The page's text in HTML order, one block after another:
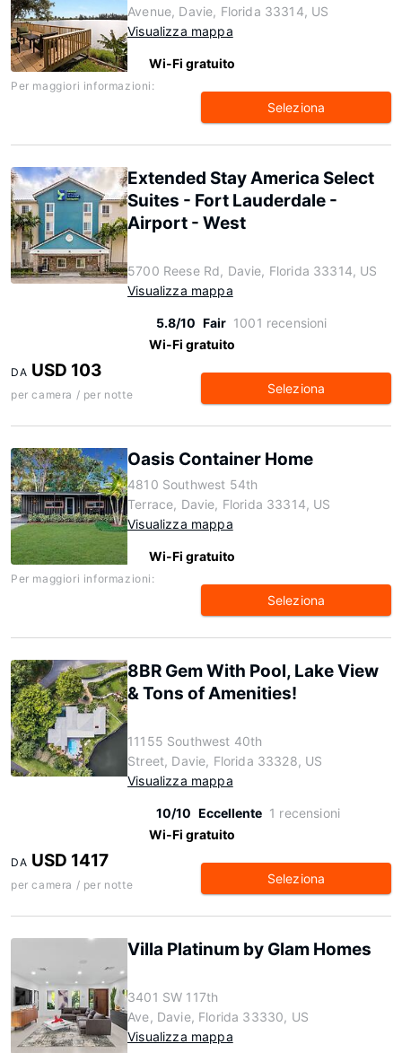
Avenue, Davie, Florida 33314, US
Visualizza mappa
Wi-Fi gratuito
Per maggiori informazioni:
Seleziona
Extended Stay America Select
Suites - Fort Lauderdale -
Airport - West
5700 Reese Rd, Davie, Florida 33314, US
Visualizza mappa
5.8/10 Fair 1001 recensioni
Wi-Fi gratuito
DA USD 103
per camera / per notte Seleziona
Oasis Container Home
4810 Southwest 54th
Terrace, Davie, Florida 33314, US
Visualizza mappa
Wi-Fi gratuito
Per maggiori informazioni:
Seleziona
8BR Gem With Pool, Lake View
& Tons of Amenities!
11155 Southwest 40th
Street, Davie, Florida 33328, US
Visualizza mappa
10/10 Eccellente 1 recensioni
Wi-Fi gratuito
DA USD 1417
per camera / per notte Seleziona
Villa Platinum by Glam Homes
3401 SW 117th
Ave, Davie, Florida 33330, US
Visualizza mappa